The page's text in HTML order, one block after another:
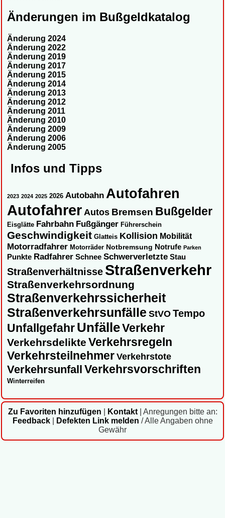
Änderungen im Bußgeldkatalog
Änderung 2024
Änderung 2022
Änderung 2019
Änderung 2017
Änderung 2015
Änderung 2014
Änderung 2013
Änderung 2012
Änderung 2011
Änderung 2010
Änderung 2009
Änderung 2006
Änderung 2005
Infos und Tipps
2023 2024 2025 2026 Autobahn Autofahren
AutofahrerAutos Bremsen Bußgelder
Eisglätte Fahrbahn Fußgänger Führerschein
Geschwindigkeit Glatteis Kollision Mobilität
Motorradfahrer Motorräder Notbremsung Notrufe Parken
Punkte Radfahrer Schnee Schwerverletzte Stau
Straßenverhältnisse Straßenverkehr
Straßenverkehrsordnung
Straßenverkehrssicherheit
Straßenverkehrsunfälle StVOTempo
UnfallgefahrUnfälleVerkehr
Verkehrsdelikte Verkehrsregeln
Verkehrsteilnehmer Verkehrstote
Verkehrsunfall Verkehrsvorschriften
Winterreifen
Zu Favoriten hinzufügen Kontakt| Anregungen bitte an:
Feedback| Defekten Link melden / Alle Angaben ohne
Gewähr